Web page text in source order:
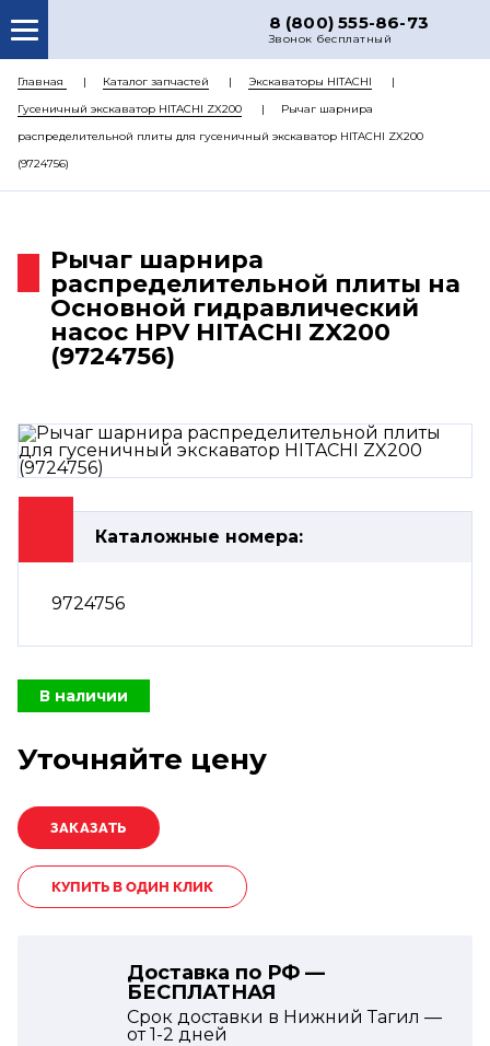
8 (800) 555-86-73
Звонок бесплатный
О НАС
КАТАЛОГ ЗАПЧАСТЕЙ
КОНТАКТЫ
Главная Каталог запчастей
Экскаваторы HITACHI
Гусеничный экскаватор HITACHI ZX200
Рычаг шарнира
распределительной плиты для гусеничный экскаватор HITACHI ZX200
(9724756)
Рычаг шарнира
распределительной плиты на
Основной гидравлический
насос HPV HITACHI ZX200
(9724756)
Каталожные номера:
9724756
В наличии
Уточняйте цену
КУПИТЬ В ОДИН КЛИК
Доставка по РФ —
БЕСПЛАТНАЯ
Срок доставки в Нижний Тагил —
от1-2 дней